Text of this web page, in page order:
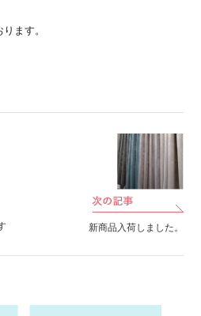
ます。
新商品入荷しました。